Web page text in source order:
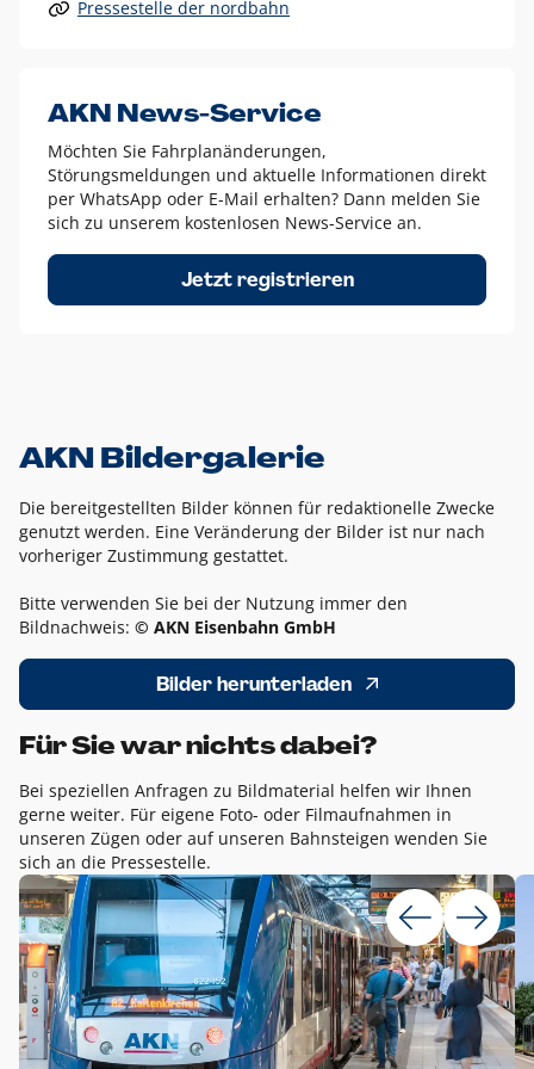
Alle anderen Logo-Varianten dürfen nur in Ausnahmefällen
Diese Ausnahmen sind zum Beispiel:
dem AKN Blau,
weißes Logo auf Fotohintergründen,
schwarzes Logo für reine Schwarz-Weiß-Umsetzungen
Um das Logo herum muss ein Schutzraum von jeweils einer
Höhe bzw. Breite des N aus AKN in alle Richtungen
Pressestelle der nordbahn
AKN News-Service
Möchten Sie Fahrplanänderungen,
Störungsmeldungen und aktuelle Informationen direkt
per WhatsApp oder E-Mail erhalten? Dann melden Sie
sich zu unserem kostenlosen News-Service an.
Jetzt registrieren
AKN Bildergalerie
Die bereitgestellten Bilder können für redaktionelle Zwecke
genutzt werden. Eine Veränderung der Bilder ist nur nach
vorheriger Zustimmung gestattet.
Bitte verwenden Sie bei der Nutzung immer den
Bildnachweis: © AKN Eisenbahn GmbH
Bilder herunterladen
Für Sie war nichts dabei?
Bei speziellen Anfragen zu Bildmaterial helfen wir Ihnen
gerne weiter. Für eigene Foto- oder Filmaufnahmen in
unseren Zügen oder auf unseren Bahnsteigen wenden Sie
sich an die Pressestelle.